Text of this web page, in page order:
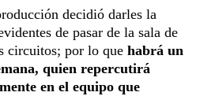
decidió darles la
de pasar de la sala de
circuitos; por lo que habrá un
quien repercutirá
en el equipo que